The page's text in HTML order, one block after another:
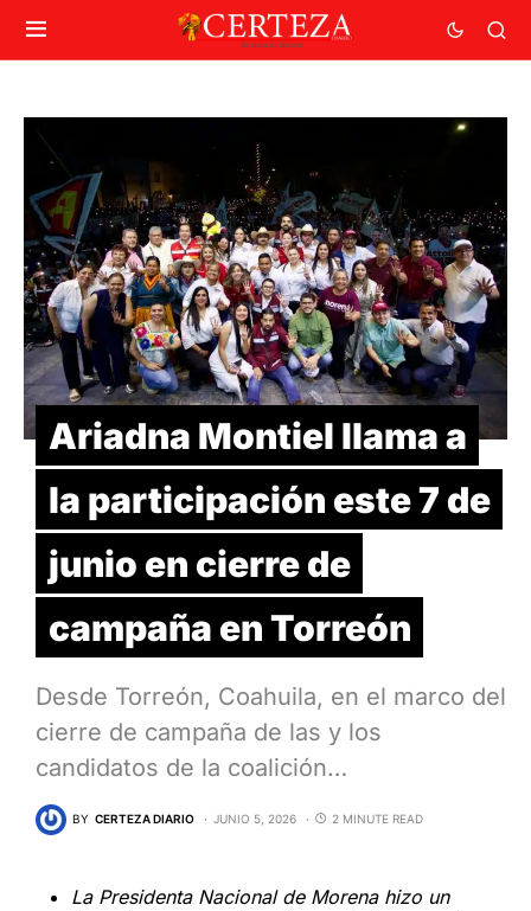
Ariadna Montiel llama a
la participación este 7 de
junio en cierre de
campaña en Torreón
Desde Torreón, Coahuila, en el marco del
cierre de campaña de las y los
candidatos de la coalición…
BY CERTEZA DIARIO JUNIO 5, 2026 2 MINUTE READ
La Presidenta Nacional de Morena hizo un